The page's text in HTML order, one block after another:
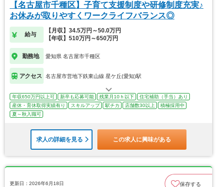
【名古屋市千種区】子育て支援制度や研修制度充実♪
お休みが取りやすくワークライフバランス◎
給与
【月収】34.5万円～50.0万円
【年収】510万円～650万円
勤務地 愛知県 名古屋市千種区
アクセス 名古屋市営地下鉄東山線 星ケ丘(愛知)駅
年収650万円以上可 新卒も応募可能 残業月10ｈ以下
住宅補助（手当）あり
産休・育休取得実績有り
スキルアップ 駅チカ 店舗数30以上
積極採用中
夏～秋入職可
求人の詳細を見る この求人に興味がある
更新日：2026年6月18日 保存する